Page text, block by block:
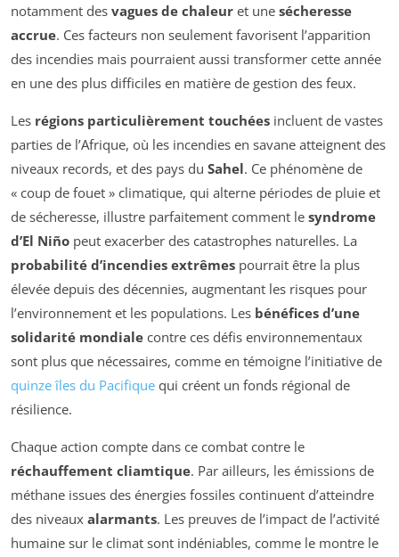
notamment des vagues de chaleur et une sécheresse
accrue. Ces facteurs non seulement favorisent l’apparition
des incendies mais pourraient aussi transformer cette année
en une des plus difficiles en matière de gestion des feux.
Les régions particulièrement touchées incluent de vastes
parties de l’Afrique, où les incendies en savane atteignent des
niveaux records, et des pays du Sahel. Ce phénomène de
« coup de fouet » climatique, qui alterne périodes de pluie et
de sécheresse, illustre parfaitement comment le syndrome
d’El Niño peut exacerber des catastrophes naturelles. La
probabilité d’incendies extrêmes pourrait être la plus
élevée depuis des décennies, augmentant les risques pour
l’environnement et les populations. Les bénéfices d’une
solidarité mondiale contre ces défis environnementaux
sont plus que nécessaires, comme en témoigne l’initiative de
quinze îles du Pacifique qui créent un fonds régional de
résilience.
Chaque action compte dans ce combat contre le
réchauffement cliamtique. Par ailleurs, les émissions de
méthane issues des énergies fossiles continuent d’atteindre
des niveaux alarmants. Les preuves de l’impact de l’activité
humaine sur le climat sont indéniables, comme le montre le